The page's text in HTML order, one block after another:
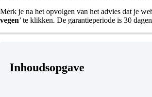
Merk je na het opvolgen van het advies dat je
vegen’ te klikken. De garantieperiode is 30
Inhoudsopgave